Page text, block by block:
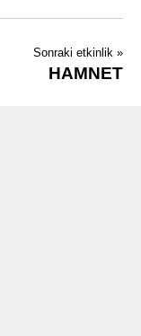
Sonraki etkinlik »
HAMNET